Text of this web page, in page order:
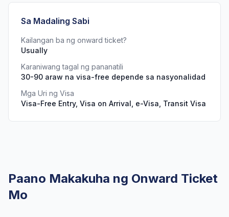
Sa Madaling Sabi
Kailangan ba ng onward ticket?
Usually
Karaniwang tagal ng pananatili
30-90 araw na visa-free depende sa nasyonalidad
Mga Uri ng Visa
Visa-Free Entry, Visa on Arrival, e-Visa, Transit Visa
Paano Makakuha ng Onward Ticket
Mo